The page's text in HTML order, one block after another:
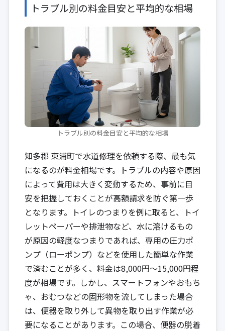
トラブル別の料金目安と平均的な相場
トラブル別の料金目安と平均的な相場
知多郡 東浦町で水道修理を依頼する際、最も気
になるのが料金相場です。トラブルの内容や原因
によって費用は大きく変動するため、事前に目
安を把握しておくことが高額請求を防ぐ第一歩
となります。トイレのつまりを例に取ると、トイ
レットペーパーや排泄物など、水に溶けるもの
が原因の軽度なつまりであれば、専用の圧力ポ
ンプ（ローポンプ）などを使用した簡単な作業
で済むことが多く、料金は8,000円〜15,000円程
度が相場です。しかし、スマートフォンやおもち
ゃ、おむつなどの固形物を流してしまった場合
は、便器を取り外して異物を取り出す作業が必
要になることがあります。この場合、便器の脱着